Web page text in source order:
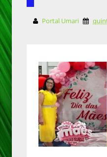
Portal Umari